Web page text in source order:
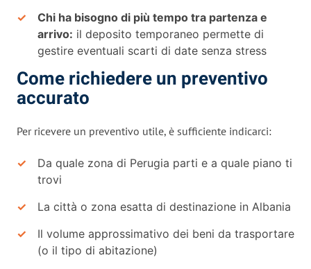
Chi ha bisogno di più tempo tra partenza e
arrivo: il deposito temporaneo permette di
gestire eventuali scarti di date senza stress
Come richiedere un preventivo
accurato
Per ricevere un preventivo utile, è sufficiente indicarci:
Da quale zona di Perugia parti e a quale piano ti
trovi
La città o zona esatta di destinazione in Albania
Il volume approssimativo dei beni da trasportare
(o il tipo di abitazione)